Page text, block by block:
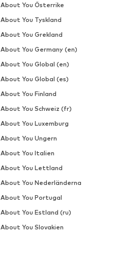
About You Österrike
About You Tyskland
About You Grekland
About You Germany (en)
About You Global (en)
About You Global (es)
About You Finland
About You Schweiz (fr)
About You Luxemburg
About You Ungern
About You Italien
About You Lettland
About You Nederländerna
About You Portugal
About You Estland (ru)
About You Slovakien